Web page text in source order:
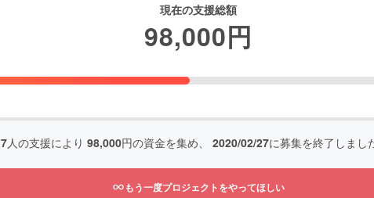
現在の支援総額
98,000円
7人の支援により 98,000円の資金を集め、 2020/02/27に募集を終了しまし
もう一度プロジェクトをやってほしい